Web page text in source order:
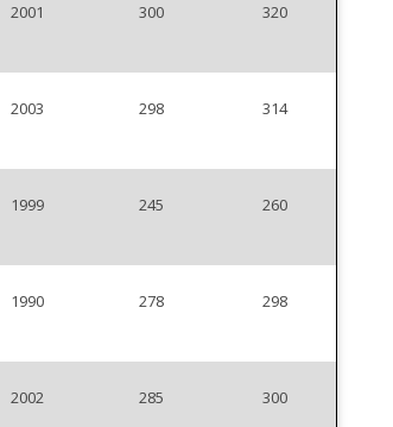
2001 300 320
2003 298 314
1999 245 260
1990 278 298
2002 285 300